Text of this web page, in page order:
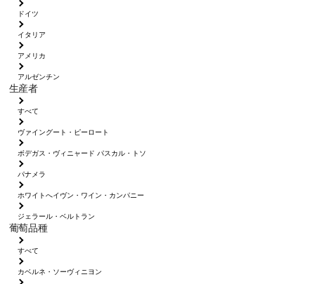
ドイツ
イタリア
アメリカ
アルゼンチン
生産者
すべて
ヴァイングート・ピーロート
ボデガス・ヴィニャード パスカル・トソ
パナメラ
ホワイトへイヴン・ワイン・カンパニー
ジェラール・ベルトラン
葡萄品種
すべて
カベルネ・ソーヴィニヨン